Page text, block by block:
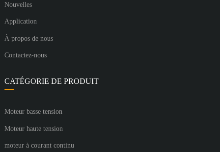
Nouvelles
Application
À propos de nous
Contactez-nous
CATÉGORIE DE PRODUIT
Moteur basse tension
Moteur haute tension
moteur à courant continu